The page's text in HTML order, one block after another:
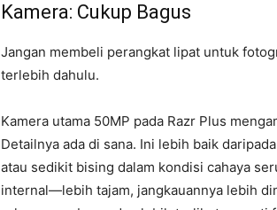
Kamera: Cukup Bagus
Jangan membeli perangkat lipat untuk
terlebih dahulu.
Kamera utama 50MP pada Razr Plus
Detailnya ada di sana. Ini lebih baik
atau sedikit bising dalam kondisi cahaya
internal—lebih tajam, jangkauannya lebih